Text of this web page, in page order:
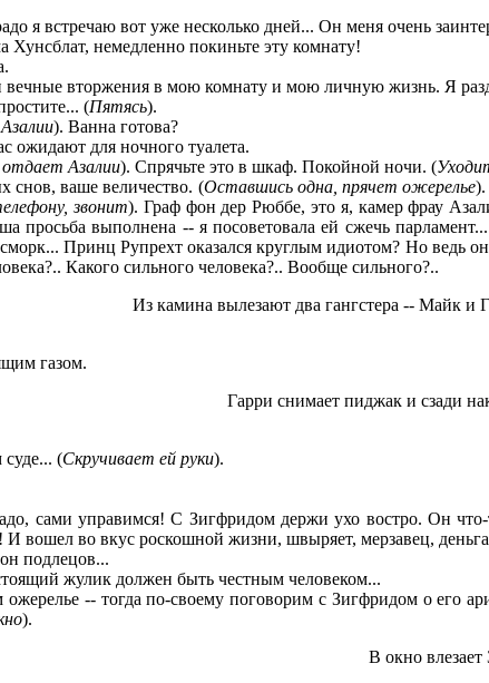
я встречаю вот уже несколько дней... Он меня очень
Хунсблат, немедленно покиньте эту комнату!
вторжения в мою комнату и мою личную жизнь. Я
(Пятясь).
). Ванна готова?
ожидают для ночного туалета.
Азалии). Спрячьте это в шкаф. Покойной ночи. (
снов, ваше величество. (Оставшись одна, прячет ожерелье).
звонит). Граф фон дер Рюббе, это я, камер фрау
просьба выполнена -- я посоветовала ей сжечь
Принц Рупрехт оказался круглым идиотом? Но ведь
Какого сильного человека?.. Вообще сильного?..
Из камина вылезают два гангстера -- Майк и
газом.
Гарри снимает пиджак и сзади
(Скручивает ей руки).
сами управимся! С Зигфридом держи ухо востро. Он что-
вошел во вкус роскошной жизни, швыряет, мерзавец,
подлецов...
жулик должен быть честным человеком...
-- тогда по-своему поговорим с Зигфридом о его
).
В окно влезает